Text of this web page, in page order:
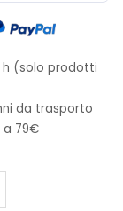
(solo prodotti
da trasporto
a 79€
Figure